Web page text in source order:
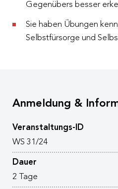
Gegenübers besser
Sie haben Übungen
Selbstfürsorge und
Anmeldung &
Veranstaltungs-ID
WS 31/24
Dauer
2 Tage